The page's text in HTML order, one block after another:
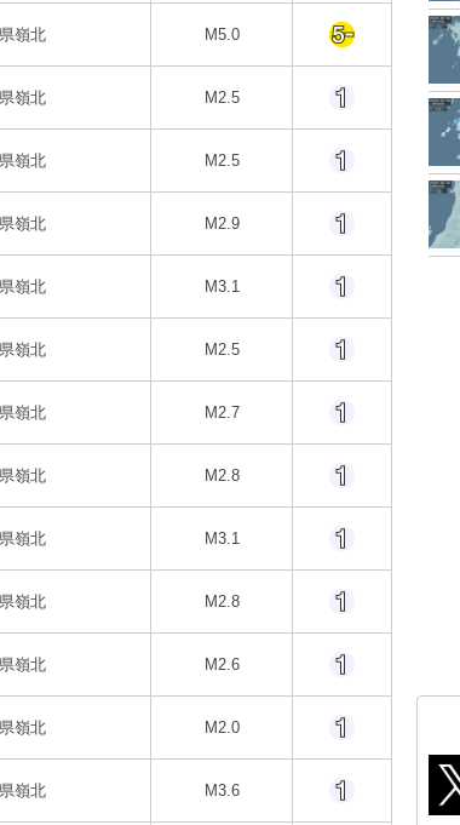
嶺北 M5.0
嶺北 M2.5
嶺北 M2.5
嶺北 M2.9
嶺北 M3.1
嶺北 M2.5
嶺北 M2.7
嶺北 M2.8
嶺北 M3.1
嶺北 M2.8
嶺北 M2.6
嶺北 M2.0
嶺北 M3.6